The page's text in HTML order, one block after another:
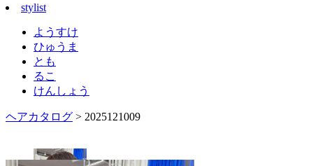
stylist
ようすけ
ひゅうま
とも
るこ
けんしょう
ヘアカタログ > 2025121009